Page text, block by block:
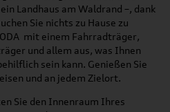
Landhaus am Waldrand –, dank
Sie nichts zu Hause zu
mit einem Fahrradträger,
und allem aus, was Ihnen
sein kann. Genießen Sie
und an jedem Zielort.
Sie den Innenraum Ihres